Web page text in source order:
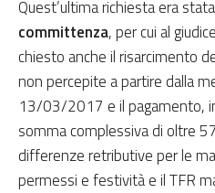
Quest’ultima richiesta era stata
committenza, per cui al
chiesto anche il risarcimento
non percepite a partire dalla
13/03/2017 e il pagamento,
somma complessiva di oltre
differenze retributive per le
permessi e festività e il TFR